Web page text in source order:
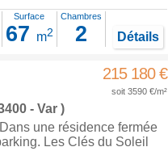
Surface
67 m2
Chambres
2 Détails
215 180 €
soit 3590 €/m²
- Var )
une résidence fermée
Les Clés du Soleil